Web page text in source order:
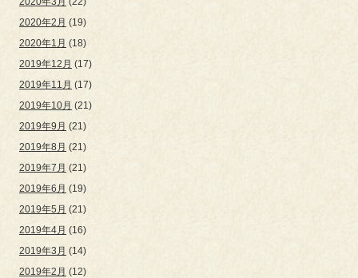
2020年2月 (19)
2020年1月 (18)
2019年12月 (17)
2019年11月 (17)
2019年10月 (21)
2019年9月 (21)
2019年8月 (21)
2019年7月 (21)
2019年6月 (19)
2019年5月 (21)
2019年4月 (16)
2019年3月 (14)
2019年2月 (12)